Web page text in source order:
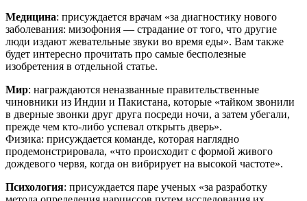
Медицина: присуждается врачам «за диагностику нового
заболевания: мизофония — страдание от того, что другие
люди издают жевательные звуки во время еды». Вам также
будет интересно прочитать про самые бесполезные
изобретения в отдельной статье.
Мир: награждаются неназванные правительственные
чиновники из Индии и Пакистана, которые «тайком звонили
в дверные звонки друг друга посреди ночи, а затем убегали,
прежде чем кто-либо успевал открыть дверь».
Физика: присуждается команде, которая наглядно
продемонстрировала, «что происходит с формой живого
дождевого червя, когда он вибрирует на высокой частоте».
Психология: присуждается паре ученых «за разработку